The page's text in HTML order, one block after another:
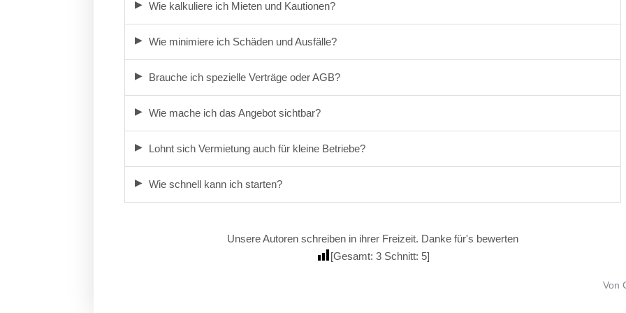
Wie kalkuliere ich Mieten und Kautionen?
Wie minimiere ich Schäden und Ausfälle?
Brauche ich spezielle Verträge oder AGB?
Wie mache ich das Angebot sichtbar?
Lohnt sich Vermietung auch für kleine Betriebe?
Wie schnell kann ich starten?
Unsere Autoren schreiben in ihrer Freizeit. Danke für's bewerten
[Gesamt: 3Schnitt: 5]
Von